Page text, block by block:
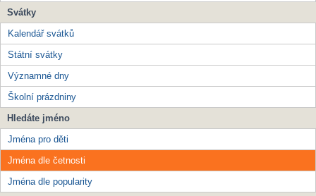
Svátky
Kalendář svátků
Státní svátky
Významné dny
Školní prázdniny
Hledáte jméno
Jména pro děti
Jména dle četnosti
Jména dle popularity